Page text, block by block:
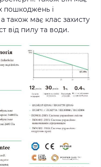
пошкоджень і
також має клас захисту
від пилу та води.